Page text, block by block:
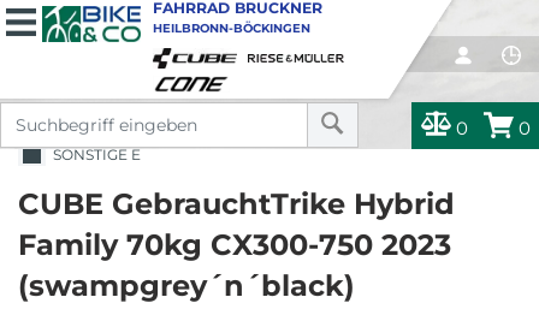
0 0
FAHRRAD BRUCKNER
HEILBRONN-BÖCKINGEN
SONSTIGE E
CUBE GebrauchtTrike Hybrid
Family 70kg CX300-750 2023
(swampgrey´n´black)